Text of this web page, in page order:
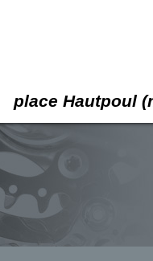
place Hautpoul